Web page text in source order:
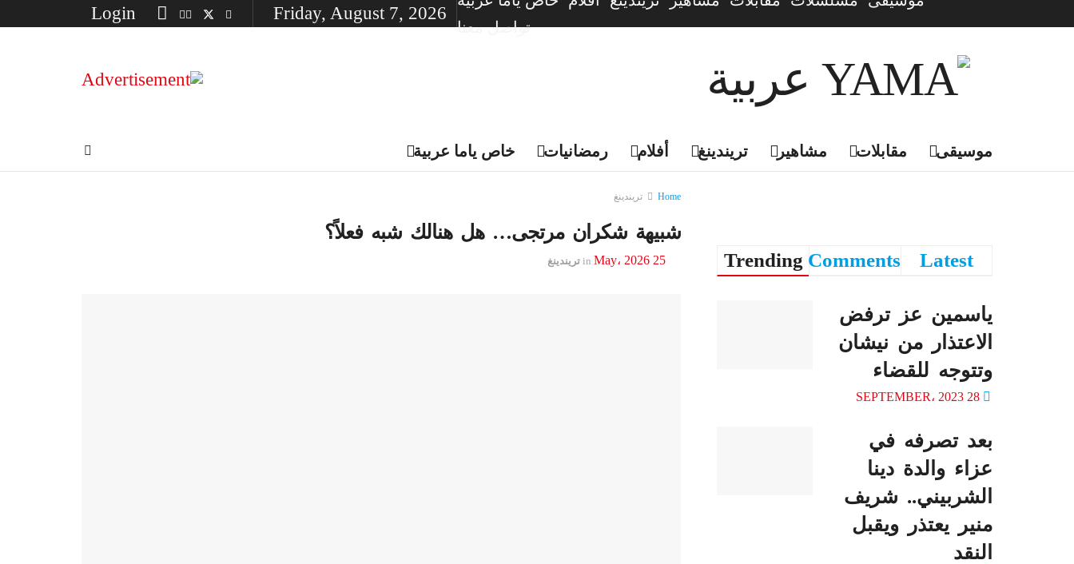
تواصل معنا
Friday, August 7, 2026
خاص ياما عربية رمضانيات أفلام تريندينغ مشاهير مقابلات موسيقى
Home تريندينغ
شبيهة شكران مرتجى… هل هنالك شبه فعلاً؟
25 May، 2026 in تريندينغ Trending Comments Latest
ياسمين عز ترفض
الاعتذار من نيشان
وتتوجه للقضاء
بعد تصرفه في
عزاء والدة دينا
الشربيني.. شريف
منير يعتذر ويقبل
النقد